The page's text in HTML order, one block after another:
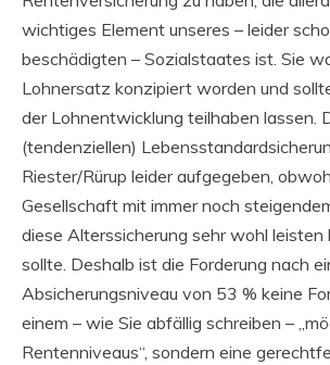
wichtiges Element unseres – leider
beschädigten – Sozialstaates ist. Sie
Lohnersatz konzipiert worden und
der Lohnentwicklung teilhaben lassen.
(tendenziellen)
Riester/Rürup leider aufgegeben,
Gesellschaft mit immer noch
diese Alterssicherung sehr wohl leisten
sollte. Deshalb ist die Forderung nach
Absicherungsniveau von 53 % keine
einem – wie Sie abfällig schreiben –
Rentenniveaus“, sondern eine